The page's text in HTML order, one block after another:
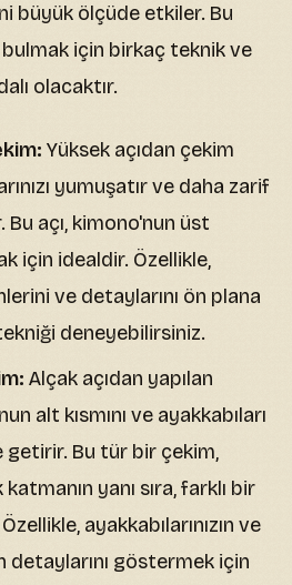
büyük ölçüde etkiler. Bu
bulmak için birkaç teknik ve
olacaktır.
Yüksek açıdan çekim
yumuşatır ve daha zarif
açı, kimono'nun üst
için idealdir. Özellikle,
ve detaylarını ön plana
deneyebilirsiniz.
Alçak açıdan yapılan
alt kısmını ve ayakkabıları
getirir. Bu tür bir çekim,
yanı sıra, farklı bir
ayakkabılarınızın ve
detaylarını göstermek için